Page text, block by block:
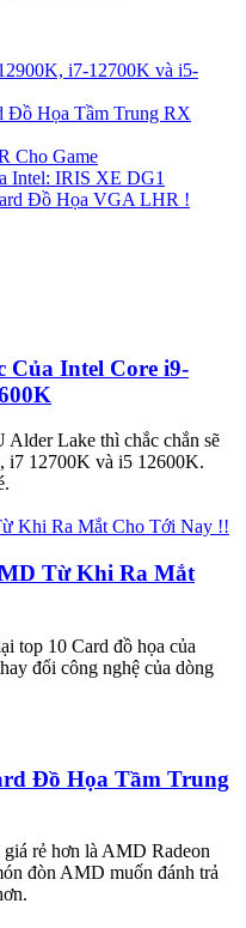
i7-12700K và i5-
Đồ Họa Tầm Trung RX
Cho Game
Intel: IRIS XE DG1
Đồ Họa VGA LHR !
Của Intel Core i9-
Alder Lake thì chắc chắn sẽ
i7 12700K và i5 12600K.
Từ Khi Ra Mắt
top 10 Card đồ họa của
đổi công nghệ của dòng
Đồ Họa Tầm Trung
rẻ hơn là AMD Radeon
đòn AMD muốn đánh trả